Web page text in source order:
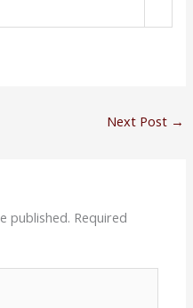
Next Post →
published. Required